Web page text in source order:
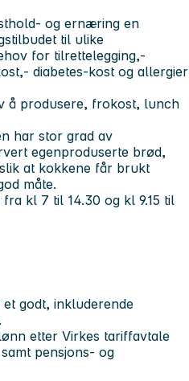
og ernæring en
til ulike
for tilrettelegging,-
diabetes-kost og allergier
å produsere, frokost, lunch
har stor grad av
egenproduserte brød,
at kokkene får brukt
måte.
kl 7 til 14.30 og kl 9.15 til
godt, inkluderende
etter Virkes tariffavtale
pensjons- og